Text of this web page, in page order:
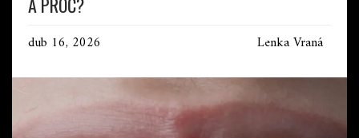
dub 16, 2026 Lenka Vraná